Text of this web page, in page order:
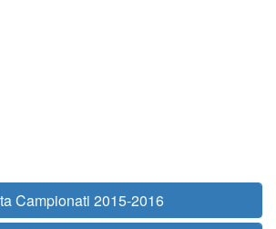
Campionati 2015-2016